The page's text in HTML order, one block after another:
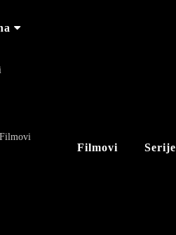
Filmovi Serije